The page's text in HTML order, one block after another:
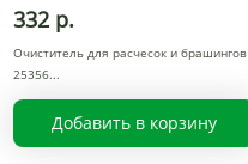
332 р.
Очиститель для расчесок и брашингов
25356
Добавить в корзину